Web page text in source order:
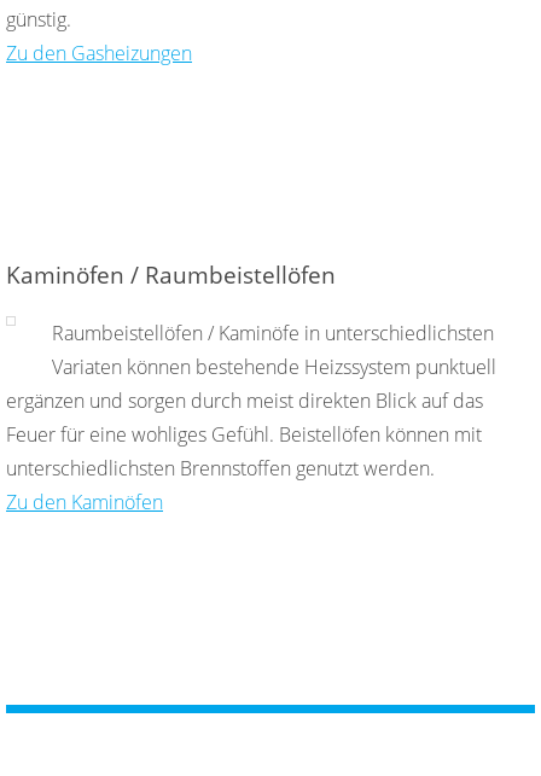
günstig.
Zu den Gasheizungen
Kaminöfen / Raumbeistellöfen
Raumbeistellöfen / Kaminöfe in unterschiedlichsten
Variaten können bestehende Heizssystem punktuell
ergänzen und sorgen durch meist direkten Blick auf das
Feuer für eine wohliges Gefühl. Beistellöfen können mit
unterschiedlichsten Brennstoffen genutzt werden.
Zu den Kaminöfen